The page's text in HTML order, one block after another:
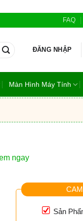
FAQ
ĐĂNG NHẬP
Màn Hình Máy Tính
ngay
Sản